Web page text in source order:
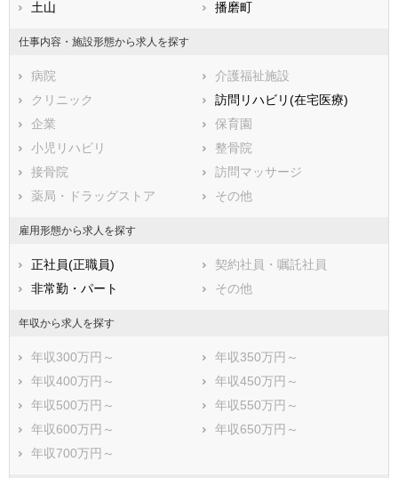
熊本県
姫路市
尼崎市
伊丹市
相生市
豊岡市
加古川市
赤穂市
西脇市
宝塚市
三木市
高砂市
川西市
小野市
三田市
加西市
南あわじ市
朝来市
淡路市
宍粟市
加東市
加古郡稲美町
加古郡播磨町
神崎郡市川町
神崎郡福崎町
神崎郡神河町
揖保郡太子町
赤穂郡上郡町
佐用郡佐用町
美方郡香美町
土山 播磨町
仕事内容・施設形態から求人を探す
病院
介護福祉施設
クリニック
訪問リハビリ(在宅医療)
企業
保育園
小児リハビリ
整骨院
接骨院
訪問マッサージ
薬局・ドラッグストア
その他
雇用形態から求人を探す
正社員(正職員)
契約社員・嘱託社員
非常勤・パート
その他
年収から求人を探す
年収300万円～
年収350万円～
年収400万円～
年収450万円～
年収500万円～
年収550万円～
年収600万円～
年収650万円～
年収700万円～